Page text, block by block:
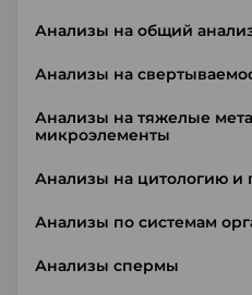
Анализы на общий
Анализы на
Анализы на тяжелые
микроэлементы
Анализы на цитологию и
Анализы по системам
Анализы спермы